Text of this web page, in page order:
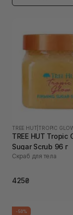
TREE HUT TROPIC
TREE HUT Tropic
Sugar Scrub 96 г
Скраб для тела
425₴
-50%